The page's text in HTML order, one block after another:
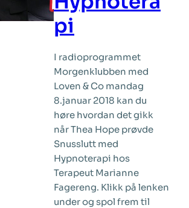
pi
I radioprogrammet
Morgenklubben med
Loven & Co mandag
8.januar 2018 kan du
høre hvordan det gikk
når Thea Hope prøvde
Snusslutt med
Hypnoterapi hos
Terapeut Marianne
Fagereng. Klikk på lenken
under og spol frem til